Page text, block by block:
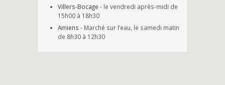
Villers-Bocage - le vendredi après-midi de
15h00 à 18h30
Amiens - Marché sur l’eau, le samedi matin
de 8h30 à 12h30